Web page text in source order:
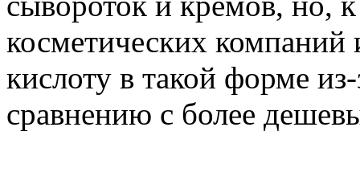
косметических
кислоту в такой форме
сравнению с более